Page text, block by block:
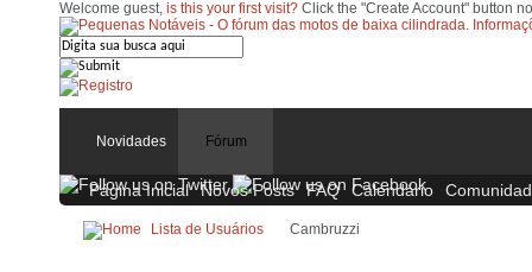
Welcome guest, is this your first visit? Click the "Create Account" button
Novidades Fórum
Página Inicial Novos Posts FAQ Calendário
Lista de Usuários Cambruzzi